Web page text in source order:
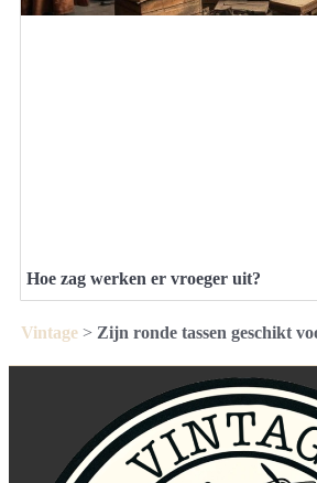
Hoe zag werken er vroeger uit?
Vintage > Zijn ronde tassen geschikt